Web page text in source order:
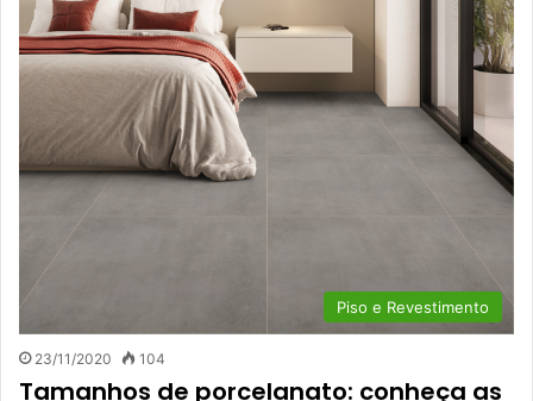
Piso e Revestimento
23/11/2020 104
Tamanhos de porcelanato: conheça as